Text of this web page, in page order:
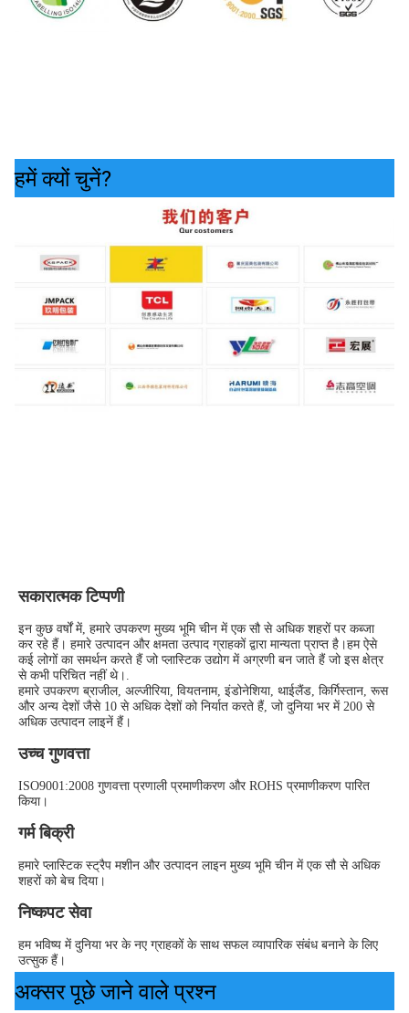
हमें क्यों चुनें?
सकारात्मक टिप्पणी
इन कुछ वर्षों में, हमारे उपकरण मुख्य भूमि चीन में एक सौ से अधिक शहरों पर कब्जा
कर रहे हैं। हमारे उत्पादन और क्षमता उत्पाद ग्राहकों द्वारा मान्यता प्राप्त है।हम ऐसे
कई लोगों का समर्थन करते हैं जो प्लास्टिक उद्योग में अग्रणी बन जाते हैं जो इस क्षेत्र
से कभी परिचित नहीं थे।.
हमारे उपकरण ब्राजील, अल्जीरिया, वियतनाम, इंडोनेशिया, थाईलैंड, किर्गिस्तान, रूस
और अन्य देशों जैसे 10 से अधिक देशों को निर्यात करते हैं, जो दुनिया भर में 200 से
अधिक उत्पादन लाइनें हैं।
उच्च गुणवत्ता
ISO9001:2008 गुणवत्ता प्रणाली प्रमाणीकरण और ROHS प्रमाणीकरण पारित
किया।
गर्म बिक्री
हमारे प्लास्टिक स्ट्रैप मशीन और उत्पादन लाइन मुख्य भूमि चीन में एक सौ से अधिक
शहरों को बेच दिया।
निष्कपट सेवा
हम भविष्य में दुनिया भर के नए ग्राहकों के साथ सफल व्यापारिक संबंध बनाने के लिए
उत्सुक हैं।
अक्सर पूछे जाने वाले प्रश्न